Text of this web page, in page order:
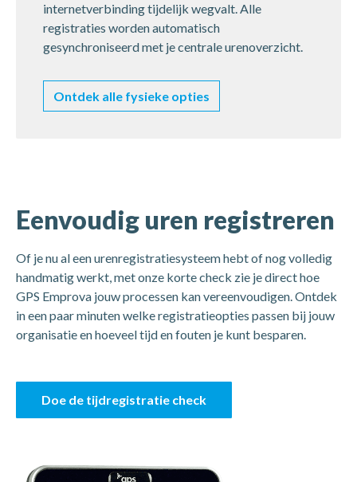
internetverbinding tijdelijk wegvalt. Alle
registraties worden automatisch
gesynchroniseerd met je centrale urenoverzicht.
Ontdek alle fysieke opties
Eenvoudig uren registreren
Eenvoudig uren registreren
Of je nu al een urenregistratiesysteemhebt of nog volledig
handmatig werkt, met onze korte check zie je direct hoe
GPS Emprova jouw processen kan vereenvoudigen. Ontdek
in een paar minuten welke registratie­opties passen bij jouw
organisatie en hoeveel tijd en fouten je kunt besparen.
Doe de tijdregistratie check